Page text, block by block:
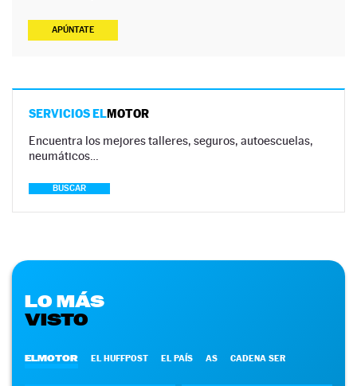
APÚNTATE
SERVICIOS ELMOTOR
Encuentra los mejores talleres, seguros, autoescuelas,
neumáticos…
BUSCAR
LO MÁS
VISTO
ELMOTOR EL HUFFPOST EL PAÍS AS CADENA SER